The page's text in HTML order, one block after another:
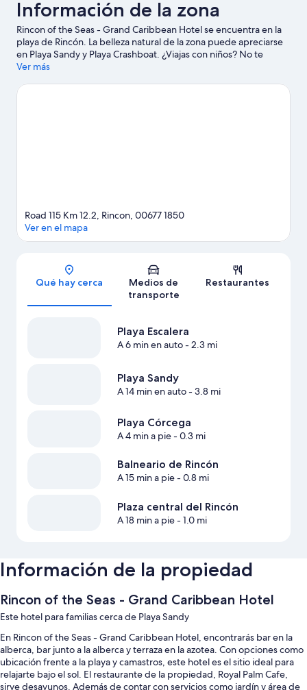
Información de la zona
Rincon of the Seas - Grand Caribbean Hotel se encuentra en la
playa de Rincón. La belleza natural de la zona puede apreciarse
en Playa Sandy y Playa Crashboat. ¿Viajas con niños? No te
pierdas Casa del Árbol y Las Cascadas Water Park. En los
kayaks, buceo y snorkel, y así saciar tu sed de aventuras en el
Ver más
Sección del mapa
Road 115 Km 12.2, Rincon, 00677 1850
Ver en el mapa
Qué hay cerca
Medios de
transporte
Restaurantes
Playa Escalera
A 6 min en auto- 2.3 mi
Playa Sandy
A 14 min en auto- 3.8 mi
Playa Córcega
A 4 min a pie- 0.3 mi
Balneario de Rincón
A 15 min a pie- 0.8 mi
Plaza central del Rincón
A 18 min a pie- 1.0 mi
Información de la propiedad
Rincon of the Seas - Grand Caribbean Hotel
Este hotel para familias cerca de Playa Sandy
En Rincon of the Seas - Grand Caribbean Hotel, encontrarás bar en la
alberca, bar junto a la alberca y terraza en la azotea. Con opciones como
ubicación frente a la playa y camastros, este hotel es el sitio ideal para
relajarte bajo el sol. El restaurante de la propiedad, Royal Palm Cafe,
sirve desayunos. Además de contar con servicios como jardín y área de